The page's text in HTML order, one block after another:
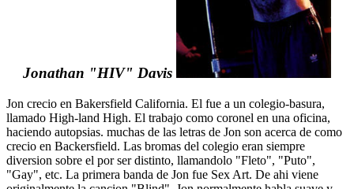
Jonathan "HIV" Davis
Jon crecio en Bakersfield California. El fue a un colegio-basura,
llamado High-land High. El trabajo como coronel en una oficina,
haciendo autopsias. muchas de las letras de Jon son acerca de como
crecio en Backersfield. Las bromas del colegio eran siempre
diversion sobre el por ser distinto, llamandolo "Fleto", "Puto",
"Gay", etc. La primera banda de Jon fue Sex Art. De ahi viene